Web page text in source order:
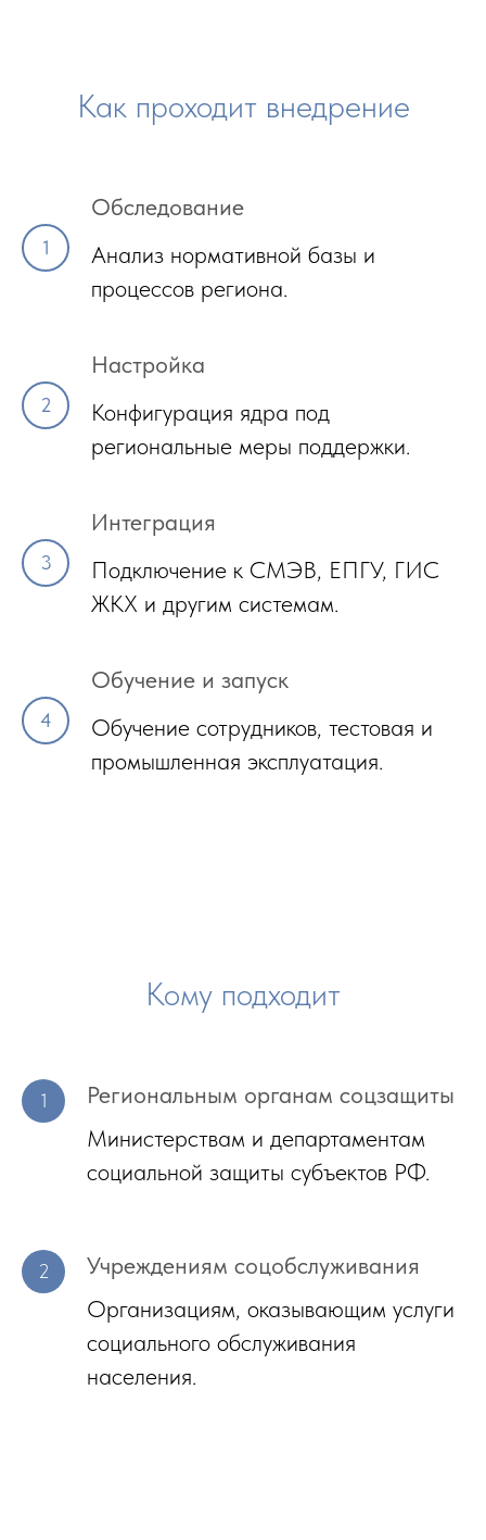
Как проходит внедрение
Обследование
Анализ нормативной базы и
процессов региона.
Настройка
Конфигурация ядра под
региональные меры поддержки.
Интеграция
Подключение к СМЭВ, ЕПГУ, ГИС
ЖКХ и другим системам.
Обучение и запуск
Обучение сотрудников, тестовая и
промышленная эксплуатация.
Кому подходит
Региональным органам соцзащиты
Министерствам и департаментам
социальной защиты субъектов РФ.
Учреждениям соцобслуживания
Организациям, оказывающим услуги
социального обслуживания
населения.